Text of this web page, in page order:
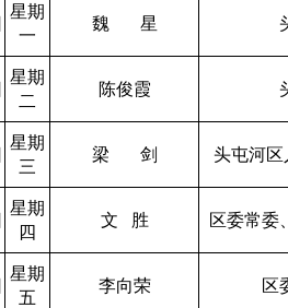
星期
一
魏 星
星期
二
陈俊霞
星期
三
梁 剑 头屯河
星期
四
文 胜 区委常委
星期
五
李向荣 区